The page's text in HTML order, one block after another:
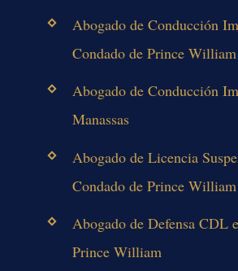
Abogado de Conducción
Condado de Prince William
Abogado de Conducción
Manassas
Abogado de Licencia
Condado de Prince William
Abogado de Defensa CDL
Prince William